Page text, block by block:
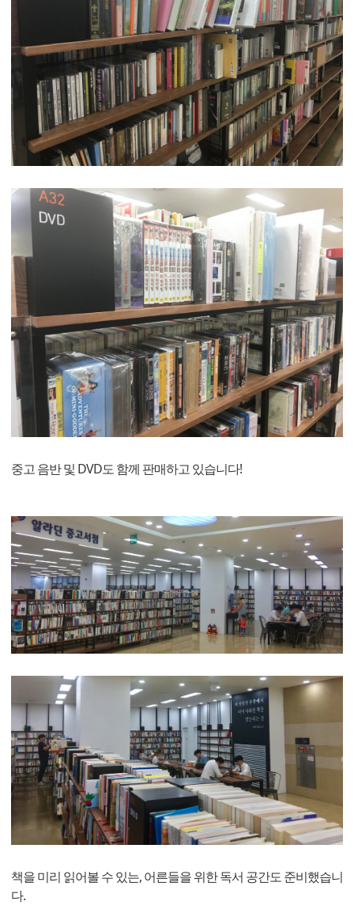
중고 음반 및 DVD도 함께 판매하고 있습니다!
책을 미리 읽어볼 수 있는, 어른들을 위한 독서 공간도 준비했습니
다.